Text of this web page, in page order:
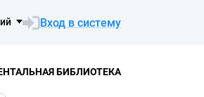
Вход в систему
БИБЛИОТЕКА